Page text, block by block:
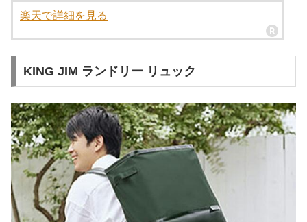
楽天で詳細を見る
KING JIM ランドリー リュック